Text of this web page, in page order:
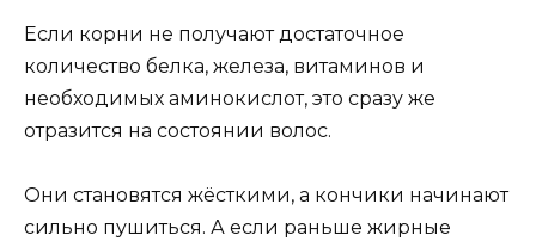
Если корни не получают достаточное
количество белка, железа, витаминов и
необходимых аминокислот, это сразу же
отразится на состоянии волос.
Они становятся жёсткими, а кончики начинают
сильно пушиться. А если раньше жирные